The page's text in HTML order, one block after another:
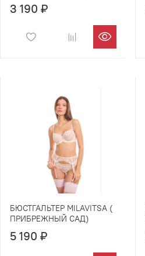
3 190 ₽
БЮСТГАЛЬТЕР MILAVITSA (
ПРИБРЕЖНЫЙ САД)
5 190 ₽